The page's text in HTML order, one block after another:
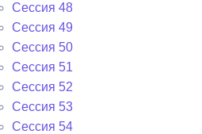
Сессия 48
Сессия 49
Сессия 50
Сессия 51
Сессия 52
Сессия 53
Сессия 54